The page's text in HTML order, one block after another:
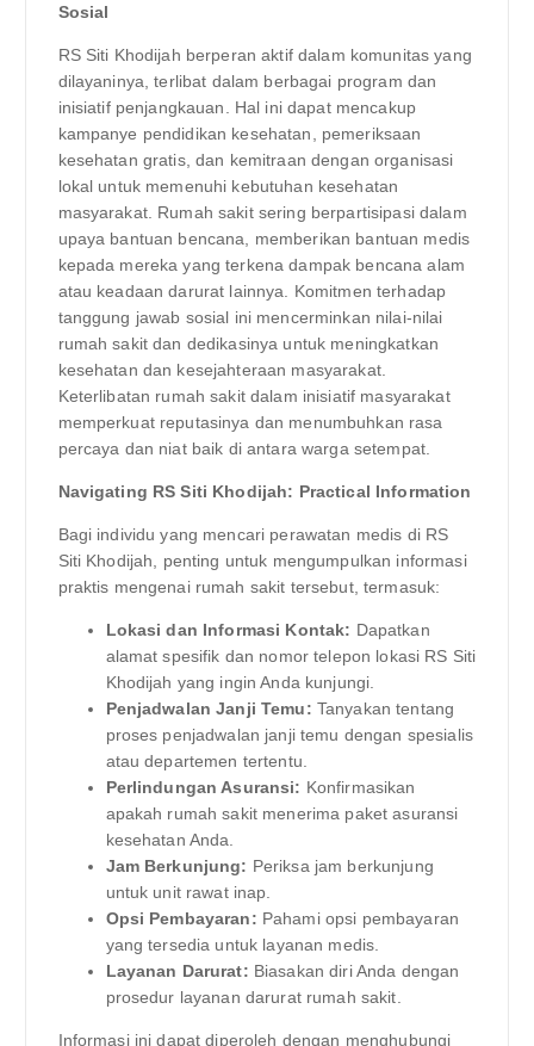
Sosial
RS Siti Khodijah berperan aktif dalam komunitas yang
dilayaninya, terlibat dalam berbagai program dan
inisiatif penjangkauan. Hal ini dapat mencakup
kampanye pendidikan kesehatan, pemeriksaan
kesehatan gratis, dan kemitraan dengan organisasi
lokal untuk memenuhi kebutuhan kesehatan
masyarakat. Rumah sakit sering berpartisipasi dalam
upaya bantuan bencana, memberikan bantuan medis
kepada mereka yang terkena dampak bencana alam
atau keadaan darurat lainnya. Komitmen terhadap
tanggung jawab sosial ini mencerminkan nilai-nilai
rumah sakit dan dedikasinya untuk meningkatkan
kesehatan dan kesejahteraan masyarakat.
Keterlibatan rumah sakit dalam inisiatif masyarakat
memperkuat reputasinya dan menumbuhkan rasa
percaya dan niat baik di antara warga setempat.
Navigating RS Siti Khodijah: Practical Information
Bagi individu yang mencari perawatan medis di RS
Siti Khodijah, penting untuk mengumpulkan informasi
praktis mengenai rumah sakit tersebut, termasuk:
Lokasi dan Informasi Kontak: Dapatkan
alamat spesifik dan nomor telepon lokasi RS Siti
Khodijah yang ingin Anda kunjungi.
Penjadwalan Janji Temu: Tanyakan tentang
proses penjadwalan janji temu dengan spesialis
atau departemen tertentu.
Perlindungan Asuransi: Konfirmasikan
apakah rumah sakit menerima paket asuransi
kesehatan Anda.
Jam Berkunjung: Periksa jam berkunjung
untuk unit rawat inap.
Opsi Pembayaran: Pahami opsi pembayaran
yang tersedia untuk layanan medis.
Layanan Darurat: Biasakan diri Anda dengan
prosedur layanan darurat rumah sakit.
Informasi ini dapat diperoleh dengan menghubungi